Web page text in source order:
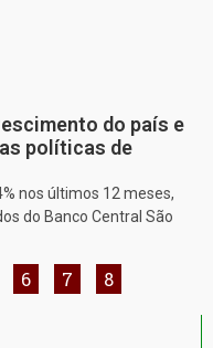
do país e
políticas de
nos últimos 12 meses,
do Banco Central São
6 7 8